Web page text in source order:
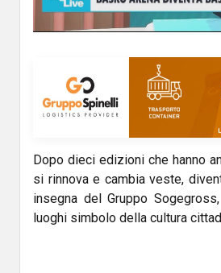
Dopo dieci edizioni che hanno
si rinnova e cambia veste,
insegna del Gruppo
luoghi simbolo della cultura